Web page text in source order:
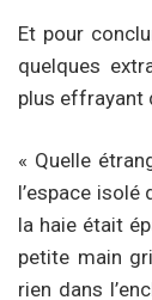
Et pour
quelques
plus effrayant
« Quelle
l’espace
la haie était
petite main
rien dans